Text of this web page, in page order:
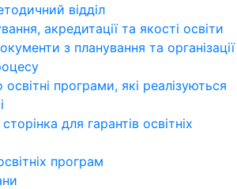
відділ
акредитації та якості освіти
з планування та організації
освітні програми, які реалізуються
для гарантів освітніх
програм